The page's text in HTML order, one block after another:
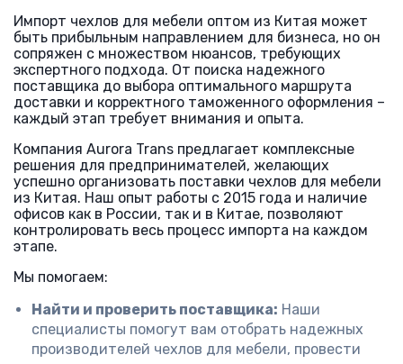
Импорт чехлов для мебели оптом из Китая может
быть прибыльным направлением для бизнеса, но он
сопряжен с множеством нюансов, требующих
экспертного подхода. От поиска надежного
поставщика до выбора оптимального маршрута
доставки и корректного таможенного оформления –
каждый этап требует внимания и опыта.
Компания Aurora Trans предлагает комплексные
решения для предпринимателей, желающих
успешно организовать поставки чехлов для мебели
из Китая. Наш опыт работы с 2015 года и наличие
офисов как в России, так и в Китае, позволяют
контролировать весь процесс импорта на каждом
этапе.
Мы помогаем:
Найти и проверить поставщика: Наши
специалисты помогут вам отобрать надежных
производителей чехлов для мебели, провести